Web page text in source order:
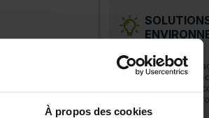
À propos des cookies
Découvrez
entreprises,
services qui
transition